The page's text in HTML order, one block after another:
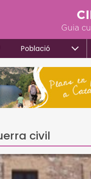
Guia
Població
civil